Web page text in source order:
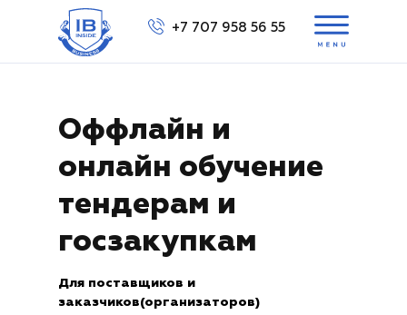
+7 707 958 56 55
Оффлайн и
онлайн обучение
тендерам и
госзакупкам
Для поставщиков и
заказчиков(организаторов)